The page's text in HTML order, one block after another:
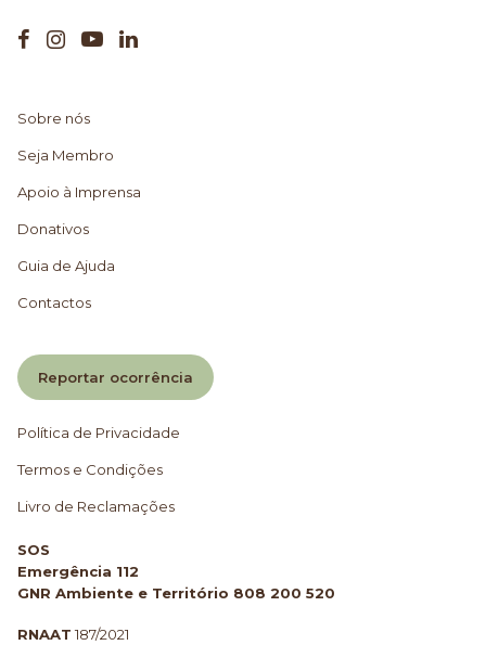
Sobre nós
Seja Membro
Apoio à Imprensa
Donativos
Guia de Ajuda
Contactos
Reportar ocorrência
Política de Privacidade
Termos e Condições
Livro de Reclamações
SOS
Emergência 112
GNR Ambiente e Território 808 200 520
RNAAT 187/2021